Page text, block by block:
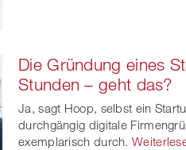
Die Gründung eines
Stunden – geht das?
Ja, sagt Hoop, selbst ein
durchgängig digitale
exemplarisch durch.